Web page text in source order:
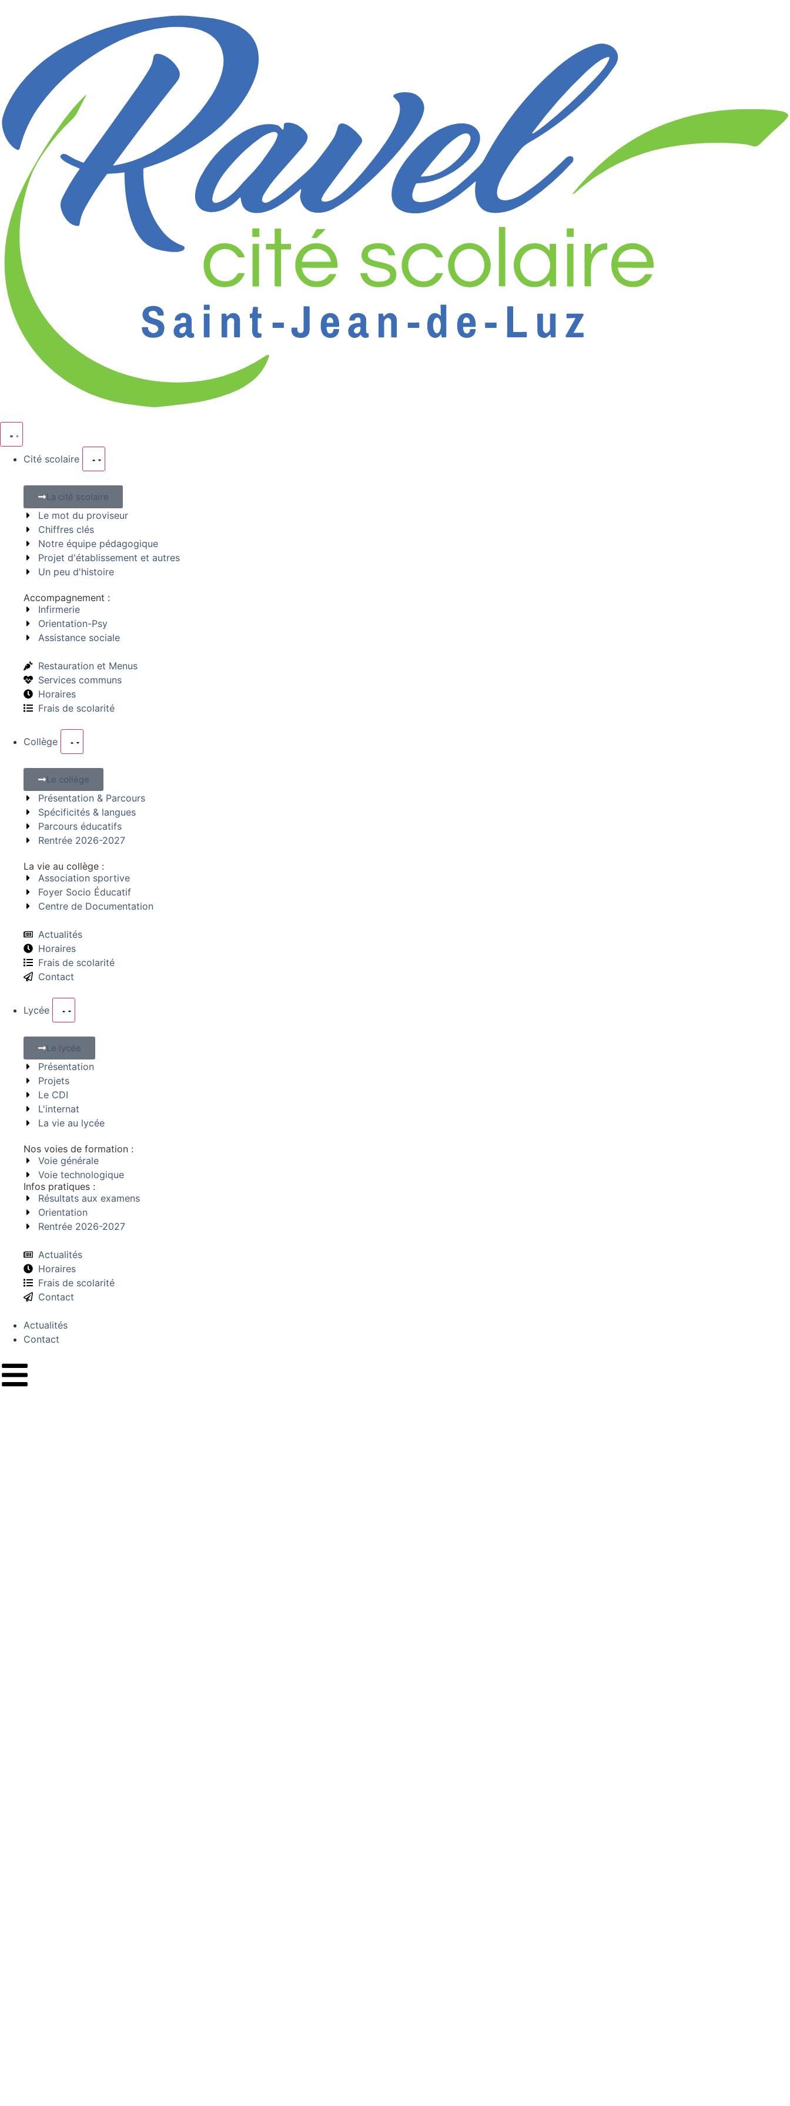
Cité scolaire
La cité scolaire
Le mot du proviseur
Chiffres clés
Notre équipe pédagogique
Projet d'établissement et autres
Un peu d'histoire
Accompagnement :
Infirmerie
Orientation-Psy
Assistance sociale
Restauration et Menus
Services communs
Horaires
Frais de scolarité
Collège
Le collège
Présentation & Parcours
Spécificités & langues
Parcours éducatifs
Rentrée 2026-2027
La vie au collège :
Association sportive
Foyer Socio Éducatif
Centre de Documentation
Actualités
Horaires
Frais de scolarité
Contact
Lycée
Le lycée
Présentation
Projets
Le CDI
L'internat
La vie au lycée
Nos voies de formation :
Voie générale
Voie technologique
Infos pratiques :
Résultats aux examens
Orientation
Rentrée 2026-2027
Actualités
Horaires
Frais de scolarité
Contact
Actualités
Contact